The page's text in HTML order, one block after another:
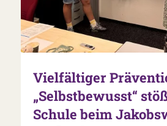
Vielfältiger
„Selbstbewusst“
Schule beim